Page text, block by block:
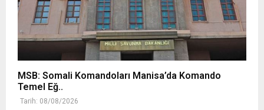
MSB: Somali Komandoları Manisa’da Komando
Temel Eğ..
Tarih: 08/08/2026